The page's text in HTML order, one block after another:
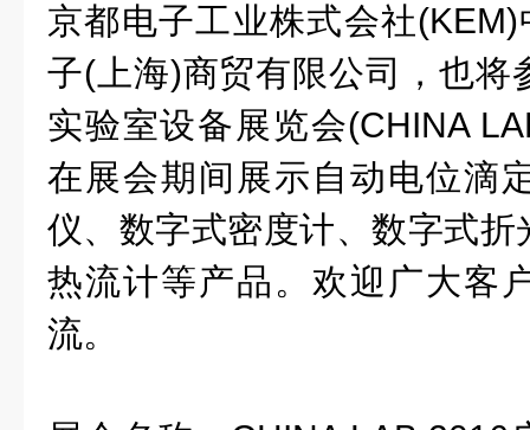
京都电子工业株式会社
子(上海)商贸有限公司，也将
实验室设备展览会(CHINA
在展会期间展示自动电位滴
仪、数字式密度计、数字式
热流计等产品。欢迎广大客
流。